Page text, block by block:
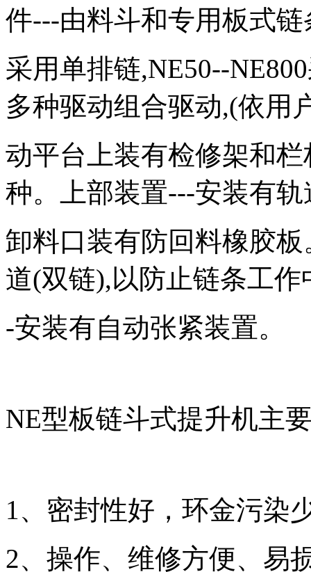
件---由料斗和专用板式
采用单排链,NE50--
多种驱动组合驱动,(依用
动平台上装有检修架和
种。上部装置---安装有
卸料口装有防回料橡胶
道(双链),以防止链条工
-安装有自动张紧装置。
NE型板链斗式提升机主
1、密封性好，环金污染
2、操作、维修方便、易